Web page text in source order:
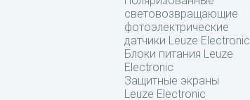
световозвращающие
фотоэлектрические
датчики Leuze Electronic
Блоки питания Leuze
Electronic
Защитные экраны
Leuze Electronic